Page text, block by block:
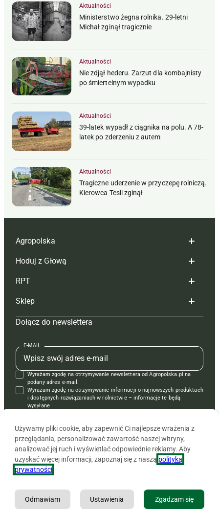
Aktualności
Ministerstwo żegna rolnika. 29-letni
Michał zginął tragicznie
Aktualności
Nie zdjął hederu. Zarzut dla kombajnisty
po śmiertelnym wypadku
Aktualności
39-latek wypadł z ciągnika na polu. A 78-
latek po zderzeniu z autem
Aktualności
Tragiczne uderzenie w przyczepę rolniczą.
Kierowca Tesli zginął
Agropolska
Redakcja
Reklama
Tagi
Mapa serwisu
Kontakt
Regulamin
Polityka prywatności
Hoduj z Głową
Hoduj z głową bydło
Hoduj z głową świnie
Prenumerata
Redakcja
Kontakt
Reklama
RPT
Redakcja
Prenumerata
Reklama
Kontakt
Krzyżówki
Sklep
Czasopisma i prenumerata
Książki
Regulamin
Dołącz do newslettera
E-MAIL
Wyrażam zgodę na otrzymywanie newslettera od Agropolska.pl na
podany adres e-mail.
Wyrażam zgodę na otrzymywanie informacji o najnowszych produktach
i dostępnych rozwiązaniach w rolnictwie – informacje te będą
wysyłane
Copyright © 2026 Agencja Promocji Rolnictwa i Agrobiznesu APRA
Używamy pliki cookie, aby zapewnić Ci najlepsze wrażenia z
przeglądania, personalizować zawartość naszej witryny,
analizować jej ruch i wyświetlać odpowiednie reklamy. Aby
uzyskać więcej informacji, zapoznaj się z naszą polityką
prywatności
Zgadzam się
Ustawienia
Odmawiam